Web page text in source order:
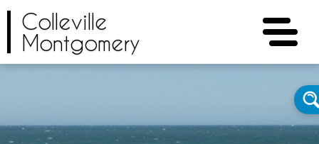
Colleville
Montgomery